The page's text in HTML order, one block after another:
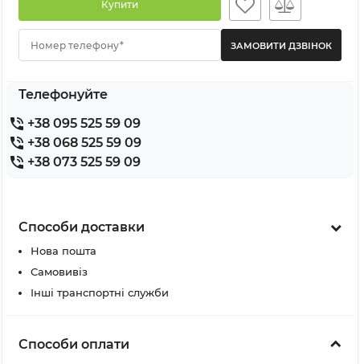
Купити
Номер телефону*
Телефонуйте
+38 095 525 59 09
+38 068 525 59 09
+38 073 525 59 09
Способи доставки
Нова пошта
Самовивіз
Інші транспортні служби
Способи оплати